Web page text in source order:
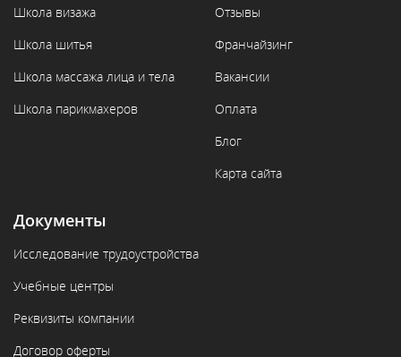
Школа визажа
Школа шитья
Школа массажа лица и тела
Школа парикмахеров
Отзывы
Франчайзинг
Вакансии
Оплата
Блог
Карта сайта
Документы
Исследование трудоустройства
Учебные центры
Реквизиты компании
Договор оферты